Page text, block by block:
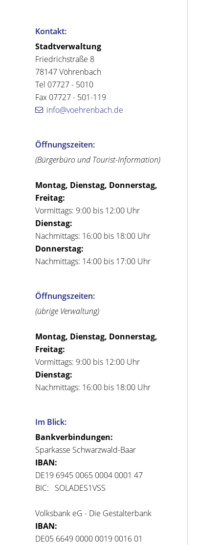
Kontakt:
Stadtverwaltung
Friedrichstraße 8
78147 Vöhrenbach
Tel 07727 - 5010
Fax 07727 - 501-119
info@voehrenbach.de
Öffnungszeiten:
(Bürgerbüro und Tourist-Information)
Montag, Dienstag, Donnerstag,
Freitag:
Vormittags: 9:00 bis 12:00 Uhr
Dienstag:
Nachmittags: 16:00 bis 18:00 Uhr
Donnerstag:
Nachmittags: 14:00 bis 17:00 Uhr
Öffnungszeiten:
(übrige Verwaltung)
Montag, Dienstag, Donnerstag,
Freitag:
Vormittags: 9:00 bis 12:00 Uhr
Dienstag:
Nachmittags: 16:00 bis 18:00 Uhr
Im Blick:
Bankverbindungen:
Sparkasse Schwarzwald-Baar
IBAN:
DE19 6945 0065 0004 0001 47
BIC: SOLADES1VSS
Volksbank eG - Die Gestalterbank
IBAN:
DE05 6649 0000 0019 0016 01